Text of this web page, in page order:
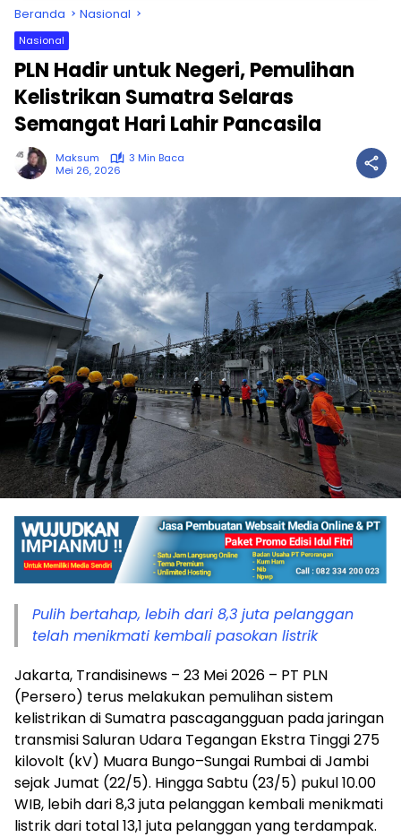
Beranda Nasional
Nasional
PLN Hadir untuk Negeri, Pemulihan
Kelistrikan Sumatra Selaras
Semangat Hari Lahir Pancasila
Maksum
3 Min Baca
Mei 26, 2026
Pulih bertahap, lebih dari 8,3 juta pelanggan
telah menikmati kembali pasokan listrik
Jakarta, Trandisinews – 23 Mei 2026 – PT PLN
(Persero) terus melakukan pemulihan sistem
kelistrikan di Sumatra pascagangguan pada jaringan
transmisi Saluran Udara Tegangan Ekstra Tinggi 275
kilovolt (kV) Muara Bungo–Sungai Rumbai di Jambi
sejak Jumat (22/5). Hingga Sabtu (23/5) pukul 10.00
WIB, lebih dari 8,3 juta pelanggan kembali menikmati
listrik dari total 13,1 juta pelanggan yang terdampak.